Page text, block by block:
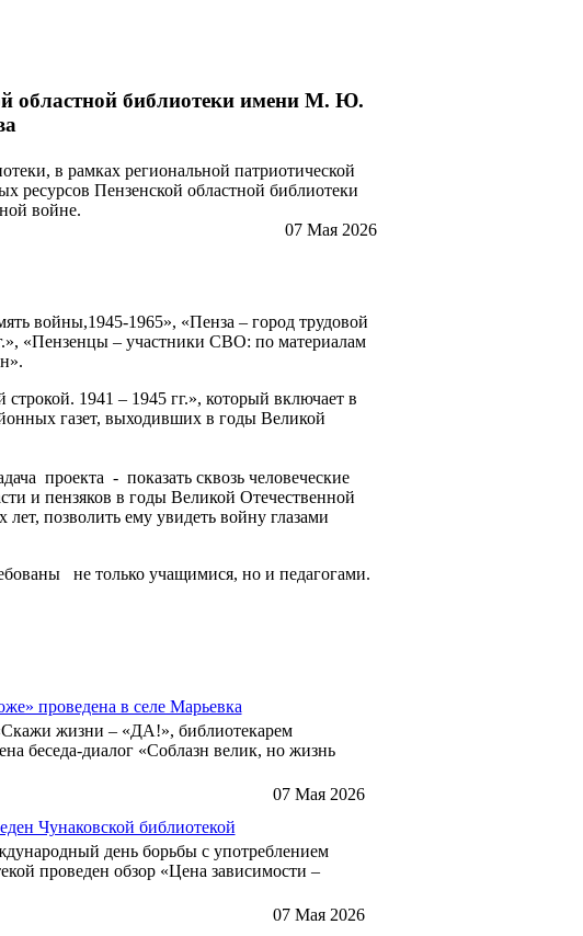
областной библиотеки имени М. Ю.
в рамках региональной патриотической
ресурсов Пензенской областной библиотеки
войне.
07 Мая 2026
войны,1945-1965», «Пенза – город трудовой
«Пензенцы – участники СВО: по материалам
1941 – 1945 гг.», который включает в
газет, выходивших в годы Великой
проекта - показать сквозь человеческие
и пензяков в годы Великой Отечественной
позволить ему увидеть войну глазами
не только учащимися, но и педагогами.
проведена в селе Марьевка
жизни – «ДА!», библиотекарем
беседа-диалог «Соблазн велик, но жизнь
07 Мая 2026
Чунаковской библиотекой
день борьбы с употреблением
проведен обзор «Цена зависимости –
07 Мая 2026